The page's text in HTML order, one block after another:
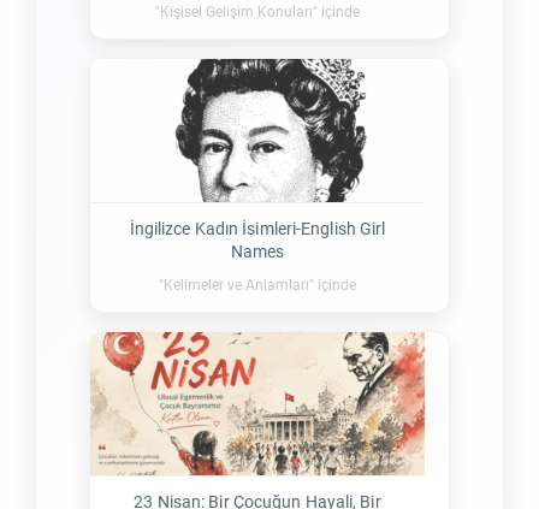
"Kişisel Gelişim Konuları" içinde
İngilizce Kadın İsimleri-English Girl
Names
"Kelimeler ve Anlamları" içinde
23 Nisan: Bir Çocuğun Hayali, Bir